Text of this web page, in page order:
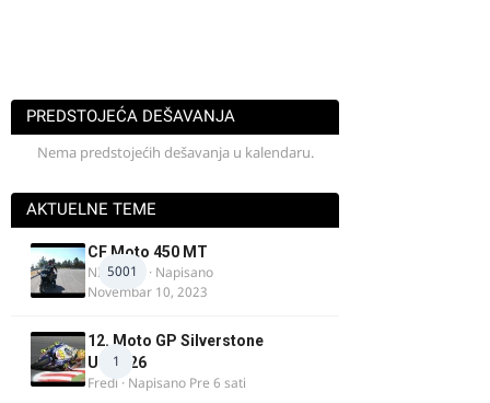
PREDSTOJEĆA DEŠAVANJA
Nema predstojećih dešavanja u kalendaru.
AKTUELNE TEME
5001
CF Moto 450 MT
NIKOLA 1
· Napisano
Novembar 10, 2023
1
12. Moto GP Silverstone
UK 2026
Fredi · Napisano Pre 6 sati